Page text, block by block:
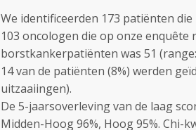
We identificeerden 173 patiënten
103 oncologen die op onze enquête
borstkankerpatiënten was 51
14 van de patiënten (8%) werden
uitzaaiingen).
De 5-jaarsoverleving van de laag
Midden-Hoog 96%, Hoog 95%.